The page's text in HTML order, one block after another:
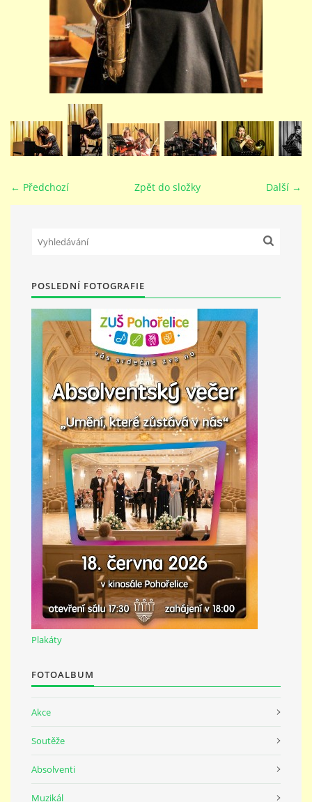
PEDAGOGICKÝ SBOR
DOKUMENTY / KE STAŽENÍ
KURZY
PŘÍMĚSTSKÝ TÁBOR
MISS VÝTVARNÝ MODEL
ZAMĚSTNÁNÍ
DOTACE
GDPR
ZUŠ Pohořelice
Školní 462
Pohořelice
691 23
© 2026 eStránky.cz |Tisk|Nahoru ↑
← Předchozí Další →
Zpět do složky
POSLEDNÍ FOTOGRAFIE
Plakáty
FOTOALBUM
Akce
Soutěže
Absolventi
Muzikál